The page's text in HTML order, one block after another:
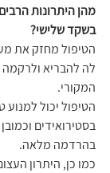
מהן היתרונות
בשקד שלישי?
הטיפול מחזק את
לה להבריא ולרקמה
המקורי.
הטיפול יכול למנוע
בסטירואידים
בהרדמה מלאה.
כמו כן, היתרון